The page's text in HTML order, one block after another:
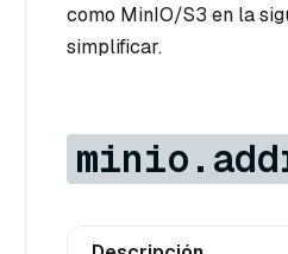
como MinIO/S3 en la
simplificar.